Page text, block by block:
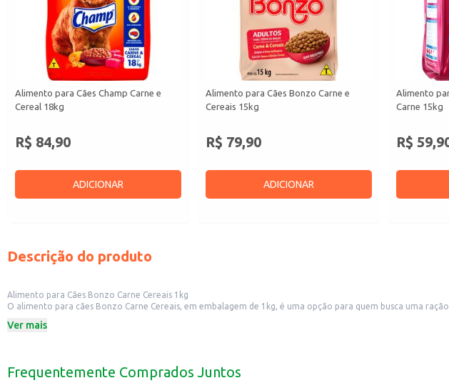
Alimento para Cães Champ Carne e
Cereal 18kg
R$ 84,90
ADICIONAR
Alimento para Cães Bonzo Carne e
Cereais 15kg
R$ 79,90
ADICIONAR
Alimento
Carne 15kg
R$
Descrição do produto
Alimento para Cães Bonzo Carne Cereais 1kg
O alimento para cães Bonzo Carne Cereais, em embalagem de 1kg, é uma opção para quem busca uma ração equilibrada para o seu pet. Formulado com carne e cereais, este produto oferece uma alternativa para a alimentação diária
Dicas de Uso:
Ao escolher o Alimento para Cães Bonzo Carne Cereais, você garante uma opção
Ver mais
Frequentemente Comprados Juntos